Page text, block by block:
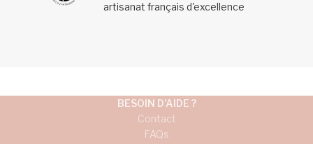
artisanat français d'excellence
BESOIN D'AIDE ?
Contact
FAQs